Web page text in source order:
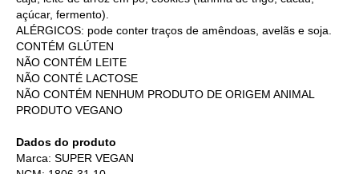
açúcar, fermento).
ALÉRGICOS: pode conter traços de amêndoas, avelãs e soja.
CONTÉM GLÚTEN
NÃO CONTÉM LEITE
NÃO CONTÉ LACTOSE
NÃO CONTÉM NENHUM PRODUTO DE ORIGEM ANIMAL
PRODUTO VEGANO
Dados do produto
Marca: SUPER VEGAN